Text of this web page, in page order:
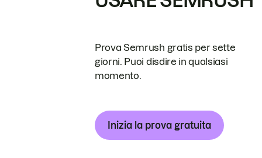
Prova Semrush gratis per sette
giorni. Puoi disdire in qualsiasi
momento.
Inizia la prova gratuita